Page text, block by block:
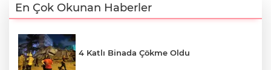
En Çok Okunan Haberler
4 Katlı Binada Çökme Oldu